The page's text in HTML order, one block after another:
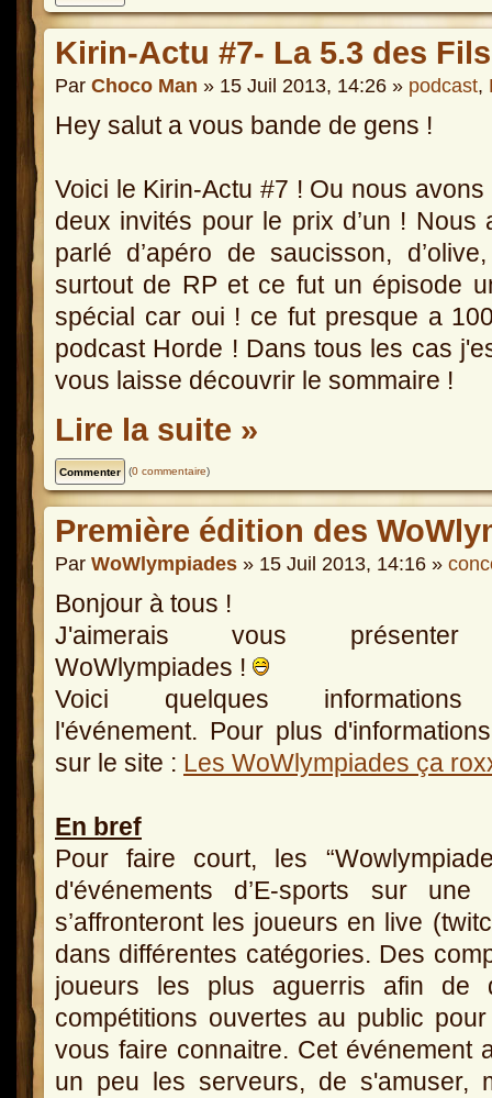
Kirin-Actu #7- La 5.3 des
Par Choco Man » 15 Juil 2013, 14:26 » podcast,
Hey salut a vous bande de gens !
Voici le Kirin-Actu #7 ! Ou nous avons
deux invités pour le prix d’un ! Nous
parlé d’apéro de saucisson,
surtout de RP et ce fut un épisode
spécial car oui ! ce fut presque a
podcast Horde ! Dans tous les cas
vous laisse découvrir le sommaire !
Lire la suite »
(0 commentaire)
Première édition des
Par WoWlympiades » 15 Juil 2013, 14:16 »
Bonjour à tous !
J'aimerais vous
WoWlympiades !
Voici quelques
l'événement. Pour plus
sur le site : Les WoWlympiades ça
En bref
Pour faire court, les
d'événements d’E-sports sur
s’affronteront les joueurs en live
dans différentes catégories. Des
joueurs les plus aguerris afin de
compétitions ouvertes au public
vous faire connaitre. Cet événement
un peu les serveurs, de s'amuser,